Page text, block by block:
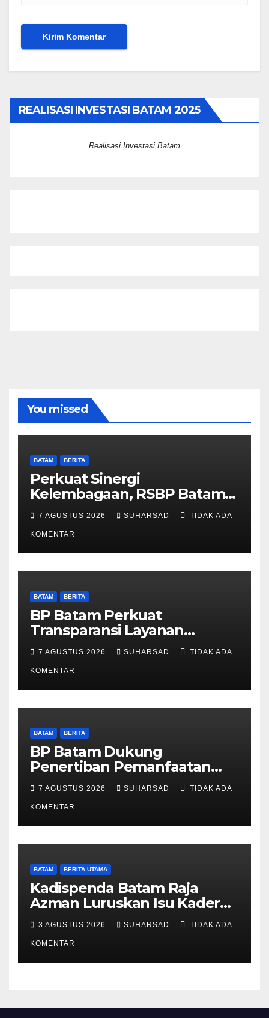
REALISASI INVESTASI BATAM 2025
Realisasi Investasi Batam
You missed
BATAM BERITA
Perkuat Sinergi
Kelembagaan, RSBP Batam
dan BPOM Pastikan
Pelayanan dan Ketersediaan
Obat Aman
7 AGUSTUS 2026 SUHARSAD TIDAK ADA
KOMENTAR
BATAM BERITA
BP Batam Perkuat
Transparansi Layanan
Pertanahan, Alokasi Tanah
Reguler Segera Hadir Melalui
LMS
7 AGUSTUS 2026 SUHARSAD TIDAK ADA
KOMENTAR
BATAM BERITA
BP Batam Dukung
Penertiban Pemanfaatan
Ruang Laut Sesuai
Ketentuan Peraturan
Perundang-undangan
7 AGUSTUS 2026 SUHARSAD TIDAK ADA
KOMENTAR
BATAM BERITA UTAMA
Kadispenda Batam Raja
Azman Luruskan Isu Kader
Pajak RT/RW: Bukan Petugas
Pajak Permanen, Hanya
Pendataan untuk Digitalisasi
hingga 2030
3 AGUSTUS 2026 SUHARSAD TIDAK ADA
KOMENTAR